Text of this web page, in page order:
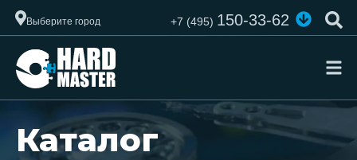
Выберите город +7 (495)150-33-62
Каталог